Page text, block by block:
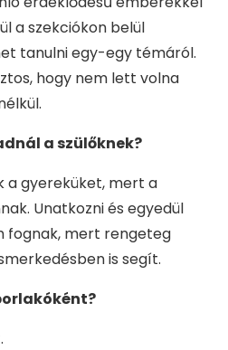
a szekciókon belül
tanulni egy-egy témáról.
hogy nem lett volna
a szülőknek?
a gyereküket, mert a
Unatkozni és egyedül
fognak, mert rengeteg
is segít.